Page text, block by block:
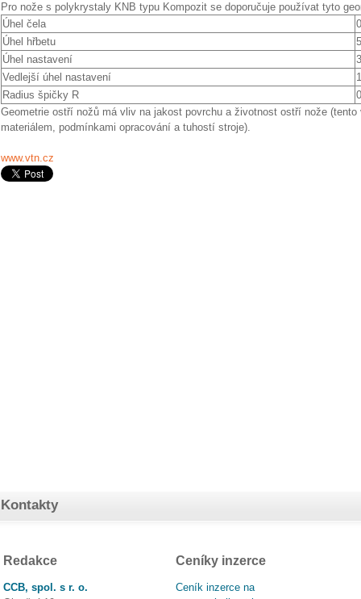
Pro nože s polykrystaly KNB typu Kompozit se doporučuje používat tyto
Úhel čela
Úhel hřbetu
Úhel nastavení
Vedlejší úhel nastavení
Radius špičky R
Geometrie ostří nožů má vliv na jakost povrchu a životnost ostří nože
materiálem, podmínkami opracování a tuhostí stroje).
www.vtn.cz
Kontakty
Redakce
CCB, spol. s r. o.
Ceníky inzerce
Ceník inzerce na